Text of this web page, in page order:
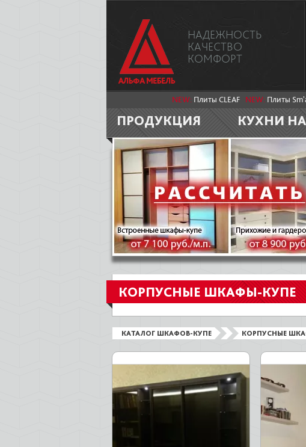
НАДЕЖНОСТЬ
КАЧЕСТВО
КОМФОРТ
NEW: Плиты CLEAF NEW: Плиты
ПРОДУКЦИЯ КУХНИ
КОРПУСНЫЕ ШКАФЫ-КУПЕ
КАТАЛОГ ШКАФОВ-КУПЕ КОРПУСНЫЕ